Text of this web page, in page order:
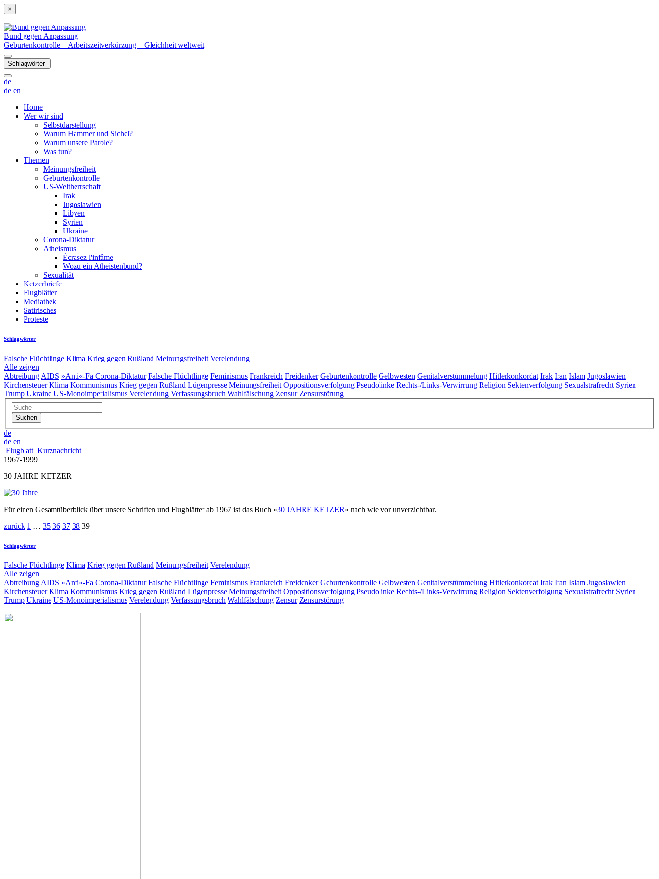
×
Bund gegen Anpassung
Geburtenkontrolle – Arbeitszeitverkürzung – Gleichheit weltweit
Schlagwörter
de
de en
Home
Wer wir sind
Selbstdarstellung
Warum Hammer und Sichel?
Warum unsere Parole?
Was tun?
Themen
Meinungsfreiheit
Geburtenkontrolle
US-Weltherrschaft
Irak
Jugoslawien
Libyen
Syrien
Ukraine
Corona-Diktatur
Atheismus
Écrasez l'infâme
Wozu ein Atheistenbund?
Sexualität
Ketzerbriefe
Flugblätter
Mediathek
Satirisches
Proteste
Schlagwörter
Falsche Flüchtlinge Klima Krieg gegen Rußland Meinungsfreiheit Verelendung
Alle zeigen
Abtreibung AIDS »Anti«-Fa Corona-Diktatur Falsche Flüchtlinge Feminismus Frankreich Freidenker Geburtenkontrolle Gelbwesten Genitalverstümmelung Hitlerkonkordat Irak Iran Islam Jugoslawien
Kirchensteuer Klima Kommunismus Krieg gegen Rußland Lügenpresse Meinungsfreiheit Oppositionsverfolgung Pseudolinke Rechts-/Links-Verwirrung Religion Sektenverfolgung Sexualstrafrecht Syrien
Trump Ukraine US-Monoimperialismus Verelendung Verfassungsbruch Wahlfälschung Zensur Zensurstörung
de
de en
Flugblatt Kurznachricht
1967-1999
30 JAHRE KETZER
Für einen Gesamtüberblick über unsere Schriften und Flugblätter ab 1967 ist das Buch »30 JAHRE KETZER« nach wie vor unverzichtbar.
zurück 1 … 35 36 37 38 39
Schlagwörter
Falsche Flüchtlinge Klima Krieg gegen Rußland Meinungsfreiheit Verelendung
Alle zeigen
AbtreibungAIDS »Anti«-Fa Corona-Diktatur Falsche Flüchtlinge Feminismus Frankreich Freidenker Geburtenkontrolle Gelbwesten Genitalverstümmelung Hitlerkonkordat Irak Iran Islam Jugoslawien
Kirchensteuer Klima Kommunismus Krieg gegen Rußland Lügenpresse Meinungsfreiheit Oppositionsverfolgung Pseudolinke Rechts-/Links-Verwirrung Religion Sektenverfolgung Sexualstrafrecht Syrien
Trump Ukraine US-Monoimperialismus Verelendung Verfassungsbruch Wahlfälschung Zensur Zensurstörung